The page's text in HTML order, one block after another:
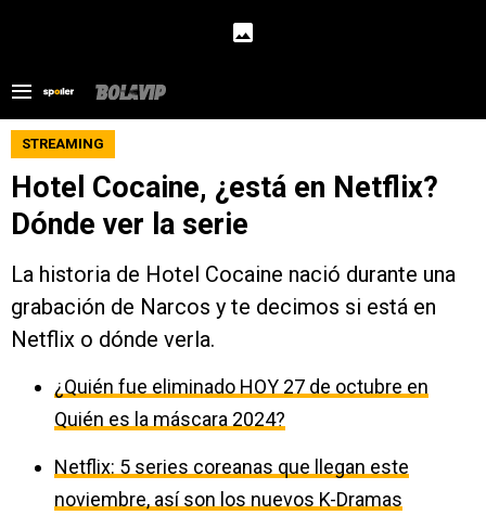
STREAMING
Hotel Cocaine, ¿está en Netflix?
Dónde ver la serie
La historia de Hotel Cocaine nació durante una
grabación de Narcos y te decimos si está en
Netflix o dónde verla.
¿Quién fue eliminado HOY 27 de octubre en
Quién es la máscara 2024?
Netflix: 5 series coreanas que llegan este
noviembre, así son los nuevos K-Dramas